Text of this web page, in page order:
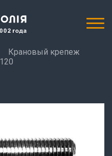
Крановый крепеж